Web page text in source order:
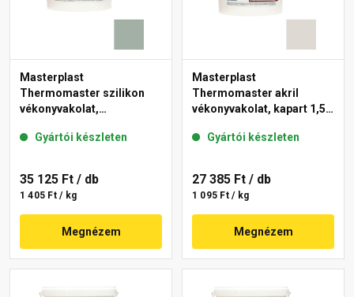
Masterplast
Thermomaster szilikon
vékonyvakolat,
43-D 25 kg
Gyártói készleten
35 125 Ft / db
1 405 Ft / kg
Megnézem
Masterplast
Thermomaster akril
vékonyvakolat, kapart 1,5
Gyártói készleten
27 385 Ft / db
1 095 Ft / kg
Megnézem